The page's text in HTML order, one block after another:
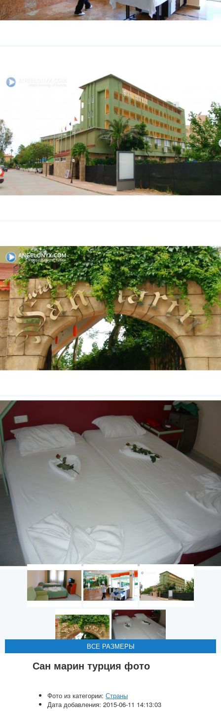
ВСЕ РАЗМЕРЫ
ВСЕ РАЗМЕРЫ
ВСЕ РАЗМЕРЫ
ВСЕ РАЗМЕРЫ
ВСЕ РАЗМЕРЫ
Сан марин турция фото
Фото из категории: Страны
Дата добавления: 2015-06-11 14:13:03